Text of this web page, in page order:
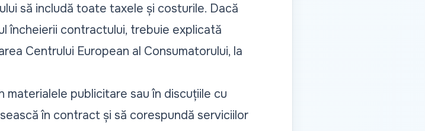
să includă toate taxele și costurile. Dacă
încheierii contractului, trebuie explicată
Centrului European al Consumatorului, la
publicitare sau în discuțiile cu
în contract și să corespundă serviciilor